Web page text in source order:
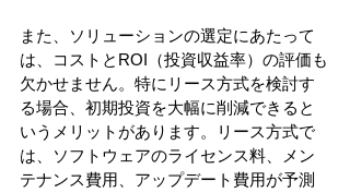
また、ソリューションの選定にあたって
は、コストとROI（投資収益率）の評価も
欠かせません。特にリース方式を検討す
る場合、初期投資を大幅に削減できると
いうメリットがあります。リース方式で
は、ソフトウェアのライセンス料、メン
テナンス費用、アップデート費用が予測